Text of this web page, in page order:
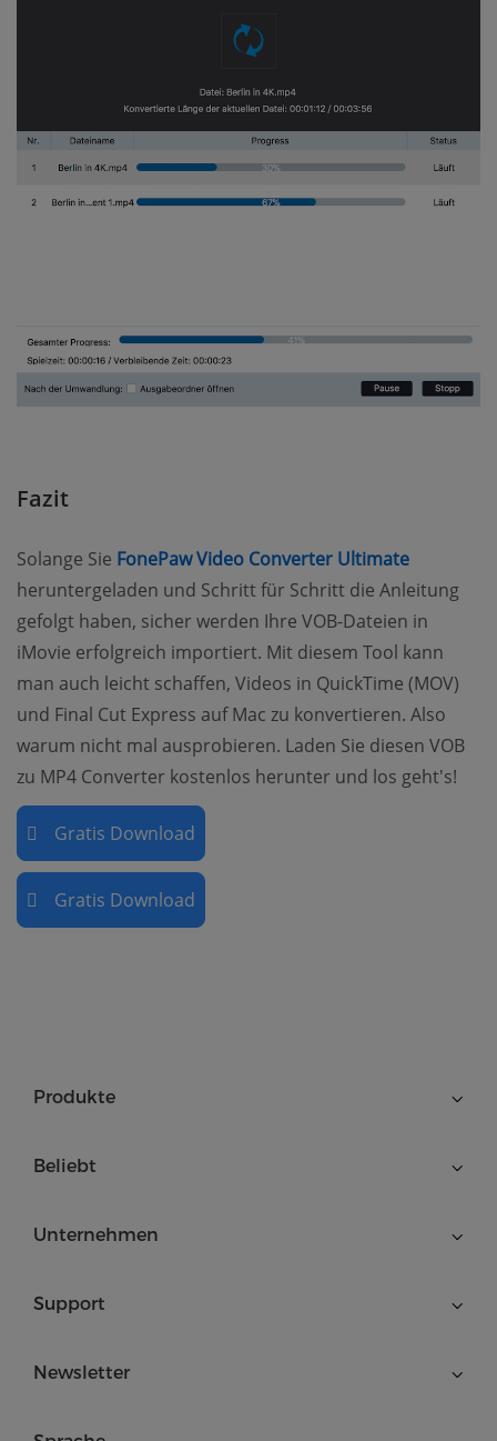
Fazit
Solange Sie FonePaw Video Converter Ultimate(opens
heruntergeladen und Schritt für Schritt die Anleitung
gefolgt haben, sicher werden Ihre VOB-Dateien in
iMovie erfolgreich importiert. Mit diesem Tool kann
man auch leicht schaffen, Videos in QuickTime (MOV)
und Final Cut Express auf Mac zu konvertieren. Also
warum nicht mal ausprobieren. Laden Sie diesen VOB
zu MP4 Converter kostenlos herunter und los geht's!
Gratis Download
Gratis Download
Produkte
Beliebt
Unternehmen
Support
Newsletter